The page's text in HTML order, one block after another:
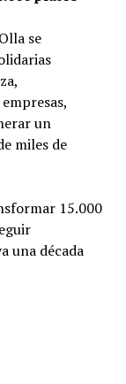
se
un
miles de
15.000
una década